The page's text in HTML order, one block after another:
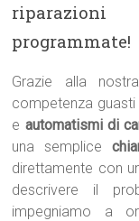
riparazioni
programmate!
Grazie alla
competenza guasti
e automatismi di
una semplice
direttamente con
descrivere il
impegniamo a